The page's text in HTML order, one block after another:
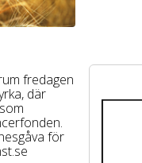
fredagen
där
för